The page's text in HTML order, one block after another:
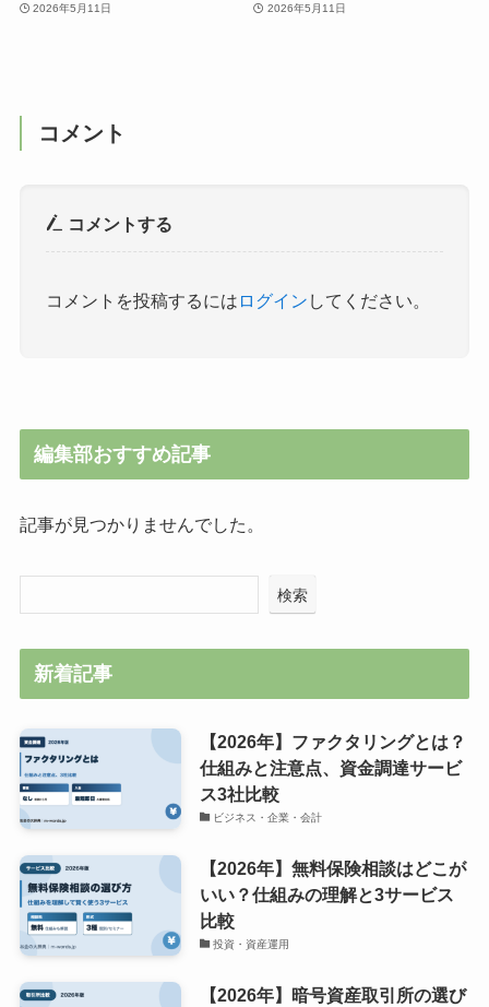
2026年5月11日 2026年5月11日
コメント
コメントする
コメントを投稿するには ログイン してください。
編集部おすすめ記事
記事が見つかりませんでした。
検索
新着記事
【2026年】ファクタリングとは？
仕組みと注意点、資金調達サービ
ス3社比較
ビジネス・企業・会計
【2026年】無料保険相談はどこが
いい？仕組みの理解と3サービス
比較
投資・資産運用
【2026年】暗号資産取引所の選び